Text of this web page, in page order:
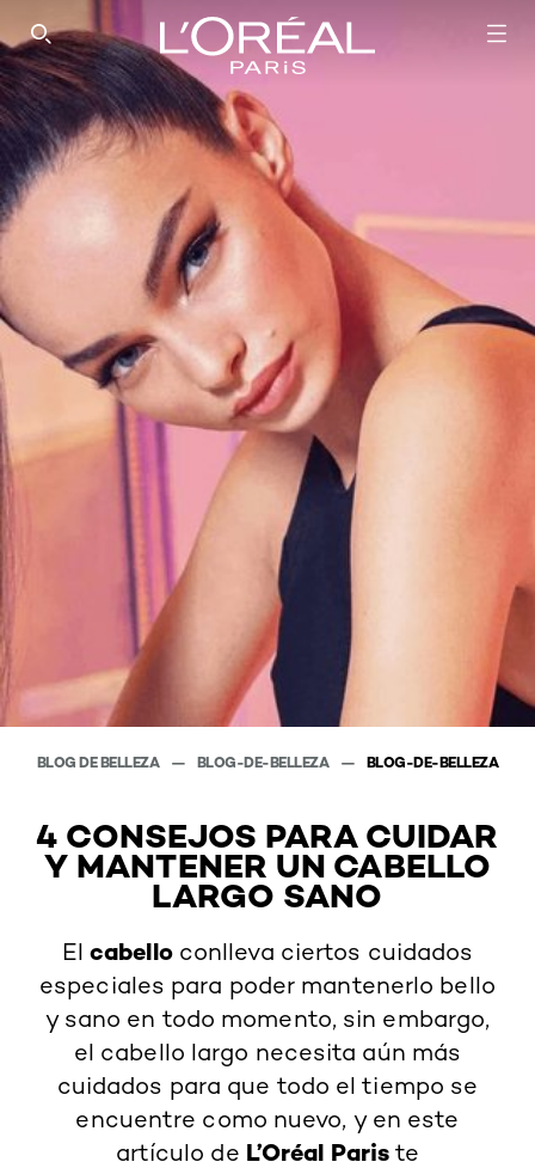
SEARCH THIS SITE
BLOG DE BELLEZA BLOG-DE-BELLEZA BLOG-DE-BELLEZA
4 CONSEJOS PARA CUIDAR
Y MANTENER UN CABELLO
LARGO SANO
El cabelloconlleva ciertos cuidados
especiales para poder mantenerlo bello
y sano en todo momento, sin embargo,
el cabello largo necesita aún más
cuidados para que todo el tiempo se
encuentre como nuevo, y en este
artículo de L’Oréal Paris te